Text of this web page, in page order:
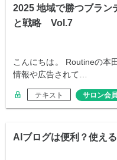
2025 地域で勝つブラン
と戦略 Vol.7
こんにちは。 Routineの本
情報や広告されて…
テキスト サロン会
AIブログは便利？使える